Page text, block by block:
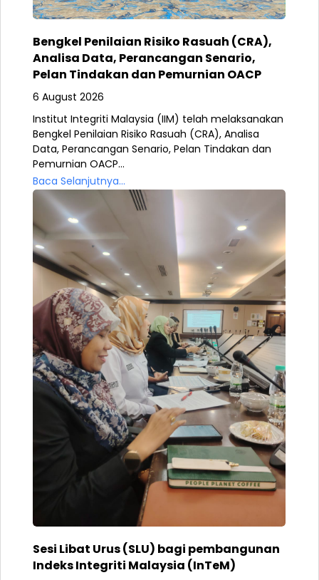
Bengkel Penilaian Risiko Rasuah (CRA),
Analisa Data, Perancangan Senario,
Pelan Tindakan dan Pemurnian OACP
6 August 2026
Institut Integriti Malaysia (IIM) telah melaksanakan
Bengkel Penilaian Risiko Rasuah (CRA), Analisa
Data, Perancangan Senario, Pelan Tindakan dan
Pemurnian OACP...
Baca Selanjutnya...
Sesi Libat Urus (SLU) bagi pembangunan
Indeks Integriti Malaysia (InTeM)